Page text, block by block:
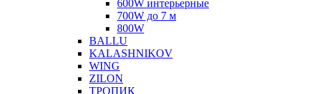
600W интерьерные
700W до 7 м
800W
BALLU
KALASHNIKOV
WING
ZILON
ТРОПИК